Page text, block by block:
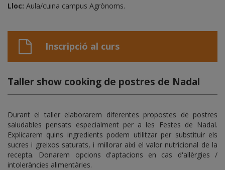
Lloc: Aula/cuina campus Agrònoms.
Inscripció al curs
Taller show cooking de postres de Nadal
Durant el taller elaborarem diferentes propostes de postres
saludables pensats especialment per a les Festes de Nadal.
Explicarem quins ingredients podem utilitzar per substituir els
sucres i greixos saturats, i millorar així el valor nutricional de la
recepta. Donarem opcions d'aptacions en cas d'al·lèrgies /
intoleràncies alimentàries.